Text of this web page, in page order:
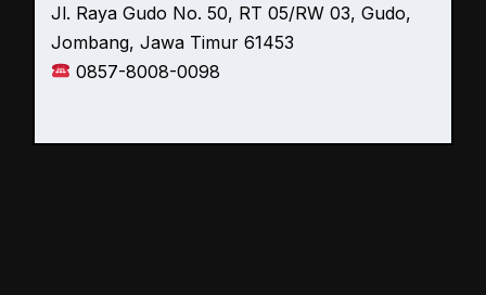
Jl. Raya Gudo No. 50, RT 05/RW 03, Gudo,
Jombang, Jawa Timur 61453
0857-8008-0098